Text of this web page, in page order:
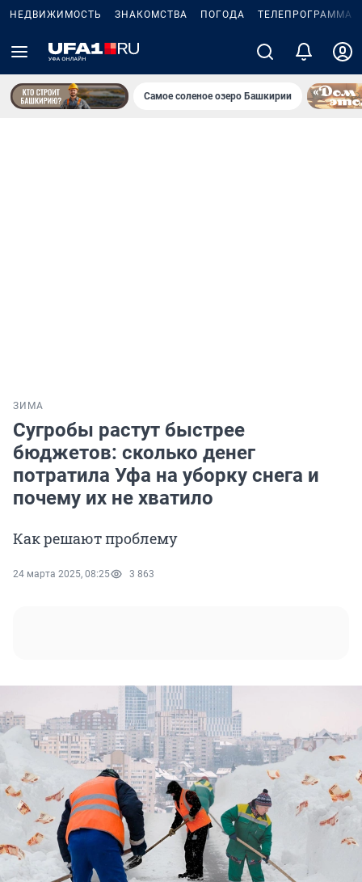
НЕДВИЖИМОСТЬ ЗНАКОМСТВА ПОГОДА ТЕЛЕПРОГРАММА
Самое соленое озеро Башкирии
ЗИМА
Сугробы растут быстрее
бюджетов: сколько денег
потратила Уфа на уборку снега и
почему их не хватило
Как решают проблему
24 марта 2025, 08:25 3 863